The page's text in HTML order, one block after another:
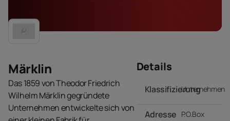
Märklin
Das 1859 von Theodor Friedrich
Wilhelm Märklin gegründete
Unternehmen entwickelte sich von
Details
KlassifizierungUnternehmen
Adresse P.O.Box